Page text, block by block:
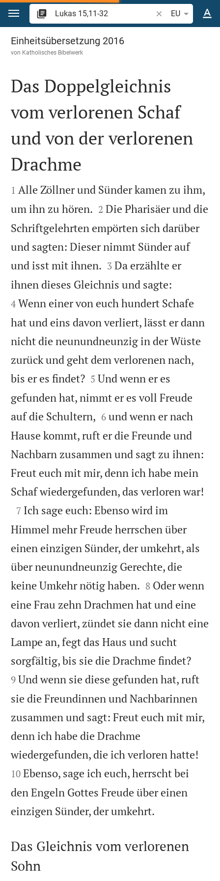
Zum Inhalt springen
Bibelstelle oder
EU
Lukas 15
Einheitsübersetzung 2016
von Katholisches Bibelwerk

Das Doppelgleichnis
vom verlorenen Schaf
und von der verlorenen
Drachme

1 Alle Zöllner und Sünder kamen zu ihm,
um ihn zu hören. 

2 Die Pharisäer und die
Schriftgelehrten empörten sich darüber
und sagten: Dieser nimmt Sünder auf
und isst mit ihnen. 

3 Da erzählte er
ihnen dieses Gleichnis und sagte:
4 Wenn einer von euch hundert Schafe
hat und eins davon verliert, lässt er dann
nicht die neunundneunzig in der Wüste
zurück und geht dem verlorenen nach,
bis er es findet?
5 Und wenn er es
gefunden hat, nimmt er es voll Freude
auf die Schultern, 

6 und wenn er nach
Hause kommt, ruft er die Freunde und
Nachbarn zusammen und sagt zu ihnen:
Freut euch mit mir, denn ich habe mein
Schaf wiedergefunden, das verloren war!

7 Ich sage euch: Ebenso wird im
Himmel mehr Freude herrschen über
einen einzigen Sünder, der umkehrt, als
über neunundneunzig Gerechte, die
keine Umkehr nötig haben. 

8 Oder wenn
eine Frau zehn Drachmen hat und eine
davon verliert, zündet sie dann nicht eine
Lampe an, fegt das Haus und sucht
sorgfältig, bis sie die Drachme findet?
9 Und wenn sie diese gefunden hat, ruft
sie die Freundinnen und Nachbarinnen
zusammen und sagt: Freut euch mit mir,
denn ich habe die Drachme
wiedergefunden, die ich verloren hatte!
10 Ebenso, sage ich euch, herrscht bei
den Engeln Gottes Freude über einen
einzigen Sünder, der umkehrt.
Das Gleichnis vom verlorenen
Sohn